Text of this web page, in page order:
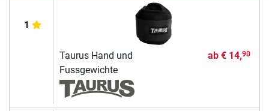
1
Taurus Hand und
Fussgewichte
ab € 14,90